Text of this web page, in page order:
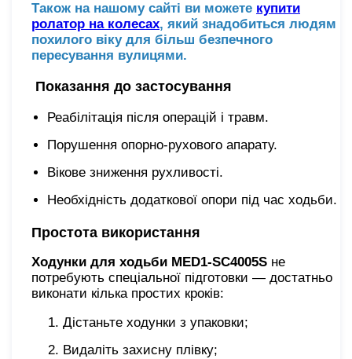
Також на нашому сайті ви можете купити
ролатор на колесах, який знадобиться людям
похилого віку для більш безпечного
пересування вулицями.
Показання до застосування
Реабілітація після операцій і травм.
Порушення опорно-рухового апарату.
Вікове зниження рухливості.
Необхідність додаткової опори під час ходьби.
Простота використання
Ходунки для ходьби MED1-SC4005S не
потребують спеціальної підготовки — достатньо
виконати кілька простих кроків:
Дістаньте ходунки з упаковки;
Видаліть захисну плівку;